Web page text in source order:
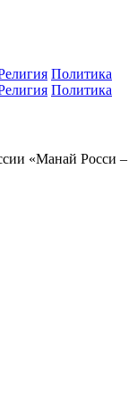
Политика
Политика
«Манай Росси